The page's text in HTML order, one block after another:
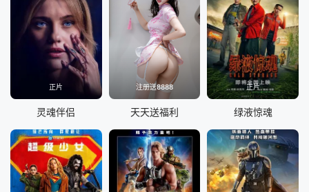
正片
灵魂伴侣
注册送8888
天天送福利
正片
绿液惊魂